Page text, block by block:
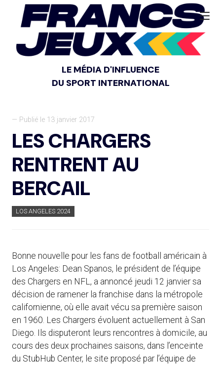
LE MÉDIA D'INFLUENCE
DU SPORT INTERNATIONAL
— Publié le 13 janvier 2017
LES CHARGERS
RENTRENT AU
BERCAIL
LOS ANGELES 2024
Bonne nouvelle pour les fans de football américain à
Los Angeles: Dean Spanos, le président de l’équipe
des Chargers en NFL, a annoncé jeudi 12 janvier sa
décision de ramener la franchise dans la métropole
californienne, où elle avait vécu sa première saison
en 1960. Les Chargers évoluent actuellement à San
Diego. Ils disputeront leurs rencontres à domicile, au
cours des deux prochaines saisons, dans l’enceinte
du StubHub Center, le site proposé par l’équipe de